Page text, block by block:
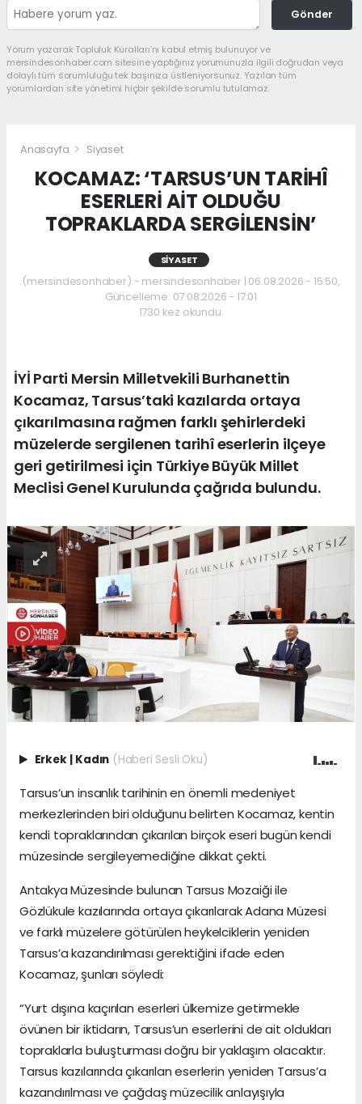
Gönder
Yorum yazarak Topluluk Kuralları’nı kabul etmiş bulunuyor ve
mersindesonhaber.com sitesine yaptığınız yorumunuzla ilgili doğrudan veya
dolaylı tüm sorumluluğu tek başınıza üstleniyorsunuz. Yazılan tüm
yorumlardan site yönetimi hiçbir şekilde sorumlu tutulamaz.
Anasayfa Siyaset
KOCAMAZ: ‘TARSUS’UN TARİHÎ
ESERLERİ AİT OLDUĞU
TOPRAKLARDA SERGİLENSİN’
SIYASET
(mersindesonhaber) - mersindesonhaber | 06.08.2026 - 15:50,
Güncelleme: 07.08.2026 - 17:01
1730 kez okundu.
İYİ Parti Mersin Milletvekili Burhanettin
Kocamaz, Tarsus’taki kazılarda ortaya
çıkarılmasına rağmen farklı şehirlerdeki
müzelerde sergilenen tarihî eserlerin ilçeye
geri getirilmesi için Türkiye Büyük Millet
Meclisi Genel Kurulunda çağrıda bulundu.
Erkek Kadın (Haberi Sesli Oku)
Tarsus’un insanlık tarihinin en önemli medeniyet
merkezlerinden biri olduğunu belirten Kocamaz, kentin
kendi topraklarından çıkarılan birçok eseri bugün kendi
müzesinde sergileyemediğine dikkat çekti.
Antakya Müzesinde bulunan Tarsus Mozaiği ile
Gözlükule kazılarında ortaya çıkarılarak Adana Müzesi
ve farklı müzelere götürülen heykelciklerin yeniden
Tarsus’a kazandırılması gerektiğini ifade eden
Kocamaz, şunları söyledi:
“Yurt dışına kaçırılan eserleri ülkemize getirmekle
övünen bir iktidarın, Tarsus’un eserlerini de ait oldukları
topraklarla buluşturması doğru bir yaklaşım olacaktır.
Tarsus kazılarında çıkarılan eserlerin yeniden Tarsus’a
kazandırılması ve çağdaş müzecilik anlayışıyla